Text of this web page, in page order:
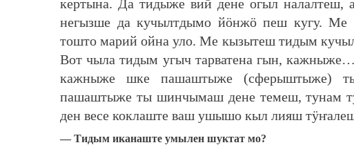
кертына. Да тидыже вий дене огыл
негызше да кучылтдымо йӧнжӧ пеш кугу. Ме
тошто марий ойна уло. Ме кызытеш тидым
Вот чыла тидым угыч тарватена гын,
кажныже шке пашаштыже (сферыштыже)
пашаштыже ты шинчымаш дене темеш, тунам
ден весе коклаште ваш ушышо кыл лияш
— Тидым иканаште умылен шуктат мо?